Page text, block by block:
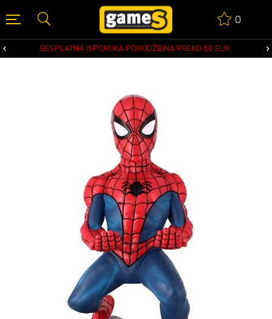
0
BESPLATNA ISPORUKA PORUDŽBINA PREKO 50 EUR